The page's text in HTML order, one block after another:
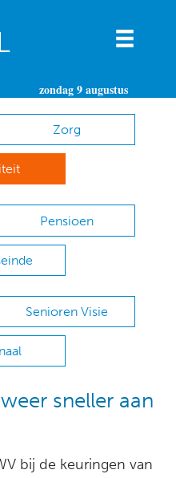
zondag 9 augustus
Zorg
Pensioen
Senioren Visie
sneller aan
bij de keuringen van